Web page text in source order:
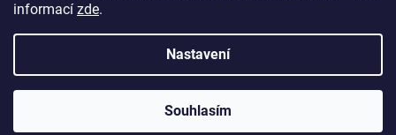
informací zde.
Nastavení
Souhlasím
Copyright 2026Zlatnictví Jičín. Všechna práva
vyhrazena.